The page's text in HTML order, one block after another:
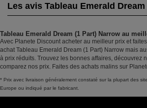
Les avis Tableau Emerald
Tableau Emerald Dream (1 Part) Narrow au
Avec Planete Discount acheter au meilleur prix et
achat Tableau Emerald Dream (1 Part) Narrow mais
à prix réduits. Trouvez les bonnes affaires, découvrez
comparez nos prix. Faites des achats malins sur
* Prix avec livraison généralement constaté sur la plupart des
Europe ou indiqué par le fabricant.